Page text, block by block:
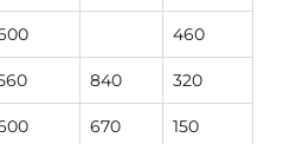
460
840 320
670 150